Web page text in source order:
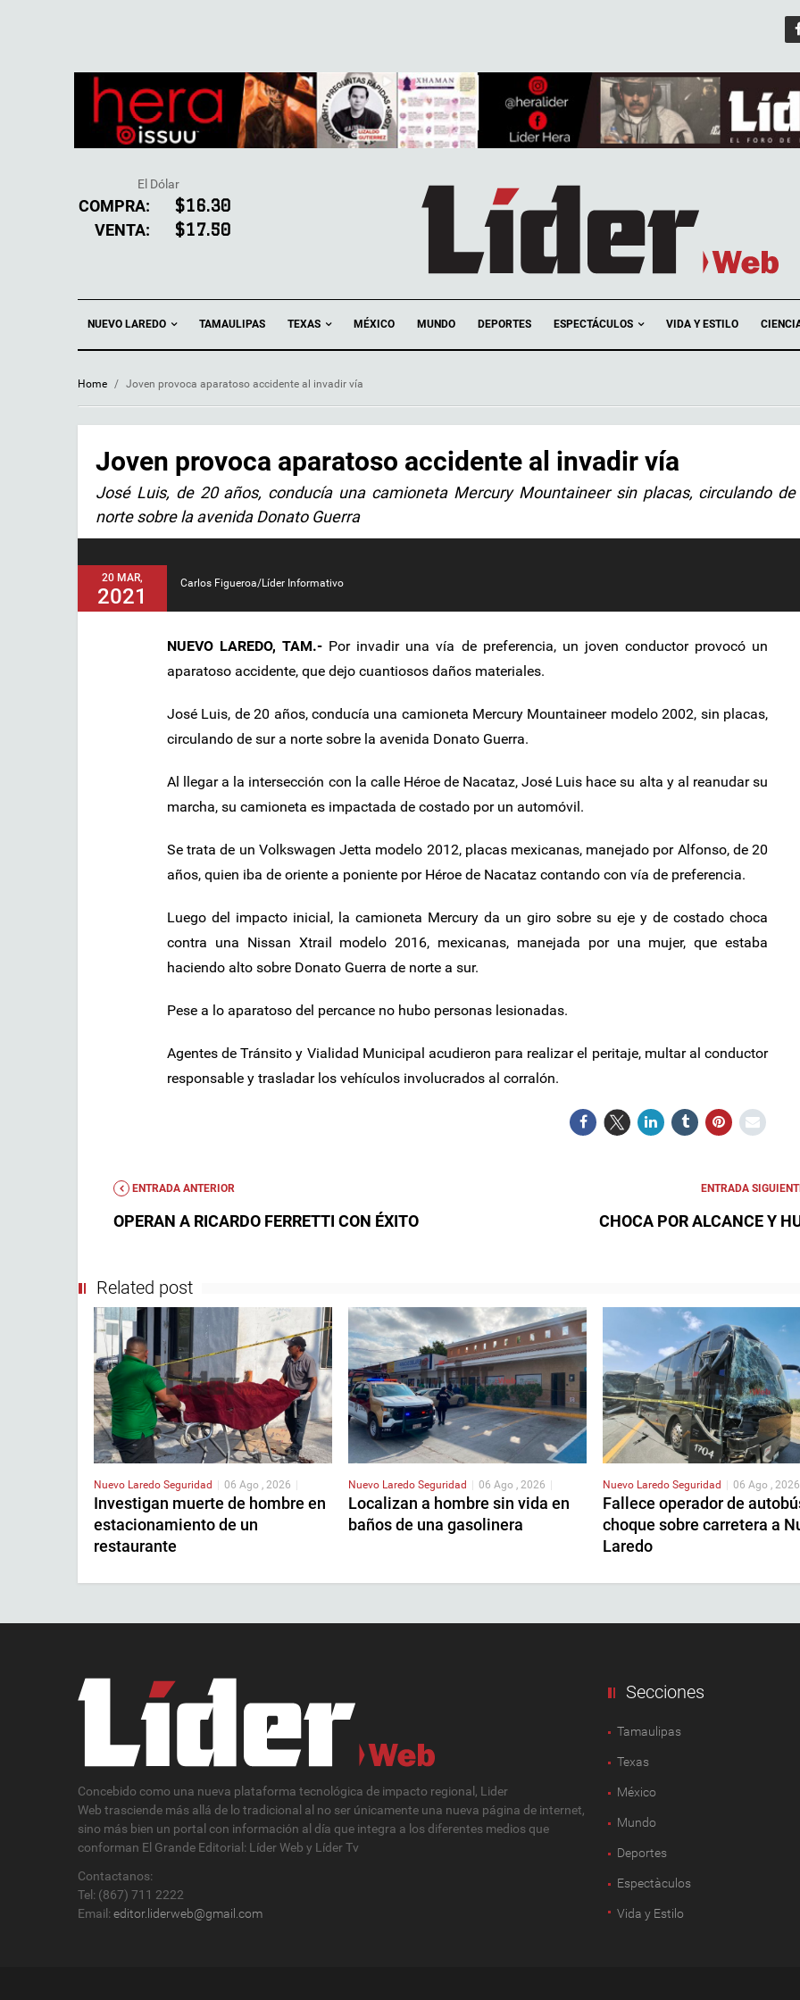
El Dólar
COMPRA: $16.30
VENTA: $17.50
NUEVO LAREDO TAMAULIPAS TEXAS MÉXICO MUNDO DEPORTES ESPECTÁCULOS VIDA Y ESTILO
Home / Joven provoca aparatoso accidente al invadir vía
Joven provoca aparatoso accidente al invadir vía
José Luis, de 20 años, conducía una camioneta Mercury Mountaineer sin placas, circulando
norte sobre la avenida Donato Guerra
20 MAR,
2021
Carlos Figueroa/Líder Informativo
NUEVO LAREDO, TAM.- Por invadir una vía de preferencia, un joven conductor provocó un
aparatoso accidente, que dejo cuantiosos daños materiales.
José Luis, de 20 años, conducía una camioneta Mercury Mountaineer modelo 2002, sin placas,
circulando de sur a norte sobre la avenida Donato Guerra.
Al llegar a la intersección con la calle Héroe de Nacataz, José Luis hace su alta y al reanudar su
marcha, su camioneta es impactada de costado por un automóvil.
Se trata de un Volkswagen Jetta modelo 2012, placas mexicanas, manejado por Alfonso, de 20
años, quien iba de oriente a poniente por Héroe de Nacataz contando con vía de preferencia.
Luego del impacto inicial, la camioneta Mercury da un giro sobre su eje y de costado choca
contra una Nissan Xtrail modelo 2016, mexicanas, manejada por una mujer, que estaba
haciendo alto sobre Donato Guerra de norte a sur.
Pese a lo aparatoso del percance no hubo personas lesionadas.
Agentes de Tránsito y Vialidad Municipal acudieron para realizar el peritaje, multar al conductor
responsable y trasladar los vehículos involucrados al corralón.
ENTRADA ANTERIOR
OPERAN A RICARDO FERRETTI CON ÉXITO
ENTRADA
CHOCA POR ALCANCE Y
Related post
Nuevo Laredo Seguridad 06 Ago , 2026
Investigan muerte de hombre en
estacionamiento de un
restaurante
Nuevo Laredo Seguridad 06 Ago , 2026
Localizan a hombre sin vida en
baños de una gasolinera
Nuevo Laredo Seguridad 06 Ago , 2026
Fallece operador de
choque sobre carretera a
Laredo
Concebido como una nueva plataforma tecnológica de impacto regional, Lider
Web trasciende más allá de lo tradicional al no ser únicamente una nueva página de internet,
sino más bien un portal con información al día que integra a los diferentes medios que
conforman El Grande Editorial: Líder Web y Líder Tv
Contactanos:
Tel: (867) 711 2222
Email: editor.liderweb@gmail.com
Secciones
Tamaulipas
Texas
México
Mundo
Deportes
Espectàculos
Vida y Estilo